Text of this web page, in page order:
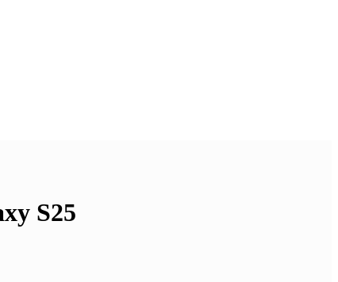
S25